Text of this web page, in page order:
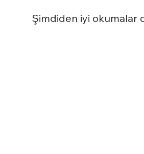
Şimdiden iyi okumalar